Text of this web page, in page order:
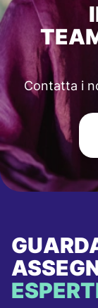
Contatta i